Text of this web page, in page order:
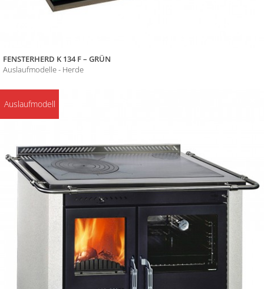
FENSTERHERD K 134 F – GRÜN
Auslaufmodelle - Herde
Auslaufmodell